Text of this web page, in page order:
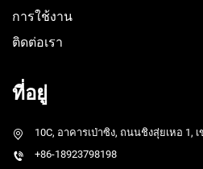
การใช้งาน
ติดต่อเรา
ที่อยู่
10C, อาคารเป่าซิง, ถนนชิงสุ่ยเหอ 1,
+86-18923798198